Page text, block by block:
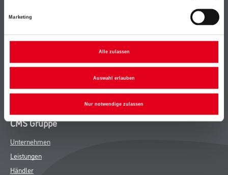
Marketing
Alle zulassen
Auswahl erlauben
Nur notwendige zulassen
Trockenbau
Putze- und Spachtelmassen
Wand- & Deckenbeläge
Verbrauchsmaterialien
CMS Gruppe
Unternehmen
Leistungen
Händler